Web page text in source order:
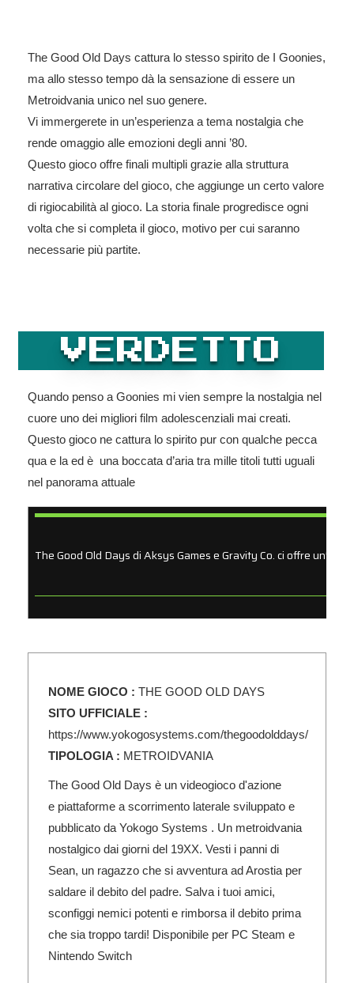
The Good Old Days cattura lo stesso spirito de I Goonies,
ma allo stesso tempo dà la sensazione di essere un
Metroidvania unico nel suo genere.
Vi immergerete in un’esperienza a tema nostalgia che
rende omaggio alle emozioni degli anni ’80.
Questo gioco offre finali multipli grazie alla struttura
narrativa circolare del gioco, che aggiunge un certo valore
di rigiocabilità al gioco. La storia finale progredisce ogni
volta che si completa il gioco, motivo per cui saranno
necessarie più partite.
VERDETTO
Quando penso a Goonies mi vien sempre la nostalgia nel
cuore uno dei migliori film adolescenziali mai creati.
Questo gioco ne cattura lo spirito pur con qualche pecca
qua e la ed è una boccata d’aria tra mille titoli tutti uguali
nel panorama attuale
The Good Old Days di Aksys Games e Gravity Co. ci offre
NOME GIOCO : THE GOOD OLD DAYS
SITO UFFICIALE :
https://www.yokogosystems.com/thegoodolddays/
TIPOLOGIA : METROIDVANIA
The Good Old Days è un videogioco d'azione
e piattaforme a scorrimento laterale sviluppato e
pubblicato da Yokogo Systems . Un metroidvania
nostalgico dai giorni del 19XX. Vesti i panni di
Sean, un ragazzo che si avventura ad Arostia per
saldare il debito del padre. Salva i tuoi amici,
sconfiggi nemici potenti e rimborsa il debito prima
che sia troppo tardi! Disponibile per PC Steam e
Nintendo Switch